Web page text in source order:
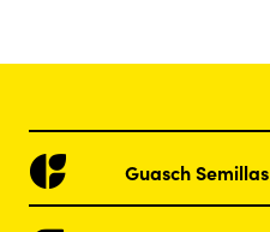
Guasch Semillas